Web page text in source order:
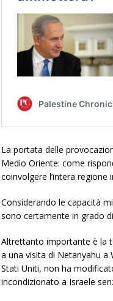
La portata delle
Medio Oriente: come
coinvolgere l’intera regione
Considerando le capacità
sono certamente in grado
Altrettanto importante è la
a una visita di Netanyahu a
Stati Uniti, non ha
incondizionato a Israele